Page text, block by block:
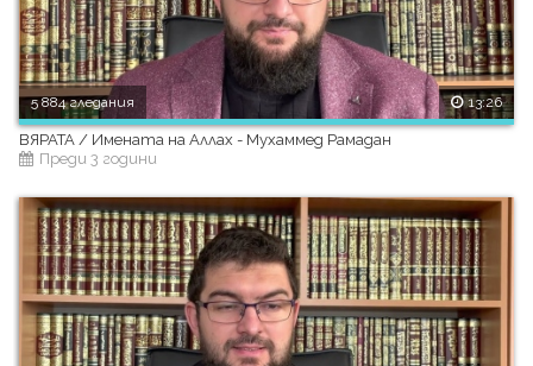
5 884 гледания 13:26
ВЯРАТА / Имената на Аллах - Мухаммед Рамадан
Преди 3 години